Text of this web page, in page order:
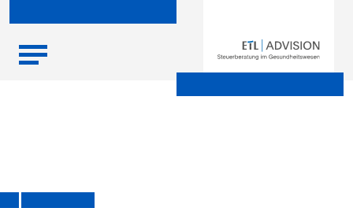
Skip
content
Finanzen